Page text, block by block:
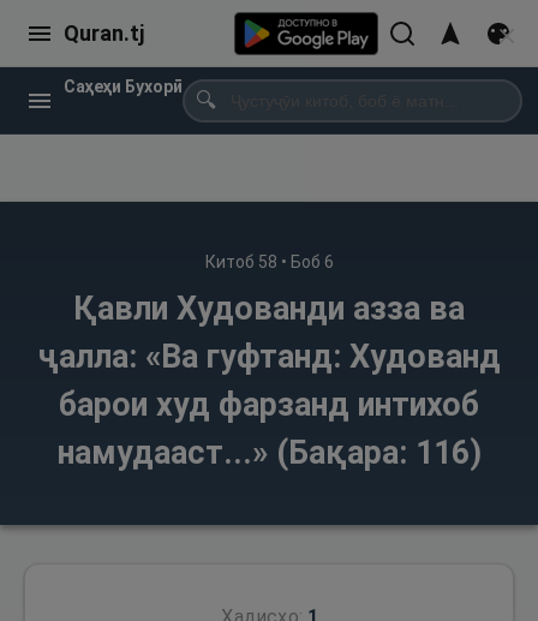
Quran.tj
Саҳеҳи Бухорӣ
🔍
Китоб 58 • Боб 6
Қавли Худованди азза ва
ҷалла: «Ва гуфтанд: Худованд
барои худ фарзанд интихоб
намудааст...» (Бақара: 116)